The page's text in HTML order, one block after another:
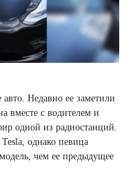
авто. Недавно ее заметили
вместе с водителем и
одной из радиостанций.
однако певица
чем ее предыдущее